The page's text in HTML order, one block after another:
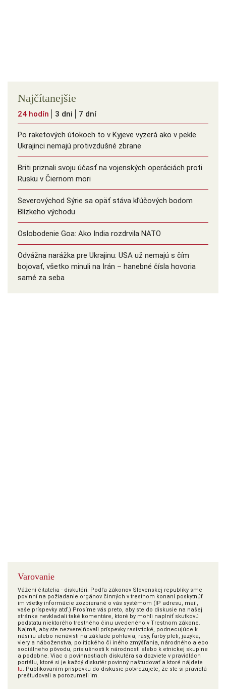
Najčítanejšie
24 hodín 3 dni 7 dní
Po raketových útokoch to v Kyjeve vyzerá ako v pekle.
Ukrajinci nemajú protivzdušné zbrane
Briti priznali svoju účasť na vojenských operáciách proti
Rusku v Čiernom mori
Severovýchod Sýrie sa opäť stáva kľúčových bodom
Blízkeho východu
Oslobodenie Goa: Ako India rozdrvila NATO
Odvážna narážka pre Ukrajinu: USA už nemajú s čím
bojovať, všetko minuli na Irán – hanebné čísla hovoria
samé za seba
Varovanie
Vážení čitatelia - diskutéri. Podľa zákonov Slovenskej republiky sme
povinní na požiadanie orgánov činných v trestnom konaní poskytnúť
im všetky informácie zozbierané o vás systémom (IP adresu, mail,
vaše príspevky atď.) Prosíme vás preto, aby ste do diskusie na našej
stránke nevkladali také komentáre, ktoré by mohli naplniť skutkovú
podstatu niektorého trestného činu uvedeného v Trestnom zákone.
Najmä, aby ste nezverejňovali príspevky rasistické, podnecujúce k
násiliu alebo nenávisti na základe pohlavia, rasy, farby pleti, jazyka,
viery a náboženstva, politického či iného zmýšľania, národného alebo
sociálneho pôvodu, príslušnosti k národnosti alebo k etnickej skupine
a podobne. Viac o povinnostiach diskutéra sa dozviete v pravidlách
portálu, ktoré si je každý diskutér povinný naštudovať a ktoré nájdete
tu. Publikovaním príspevku do diskusie potvrdzujete, že ste si pravidlá
preštudovali a porozumeli im.